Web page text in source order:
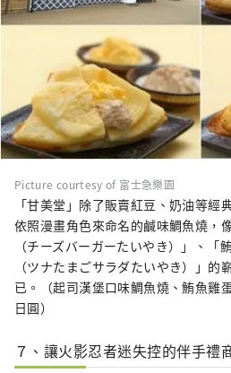
Picture courtesy of 富士急樂園
「甘美堂」除了販賣紅豆、奶油等經
依照漫畫角色來命名的鹹味鯛魚燒，
（チーズバーガーたいやき）」、「
（ツナたまごサラダたいやき）」的
已。（起司漢堡口味鯛魚燒、鮪魚雞
日圓）
７、讓火影忍者迷失控的伴手禮